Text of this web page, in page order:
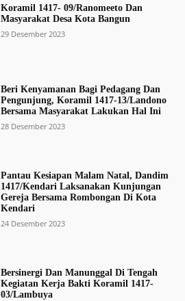
Koramil 1417- 09/Ranomeeto Dan
Masyarakat Desa Kota Bangun
29 Desember 2023
Beri Kenyamanan Bagi Pedagang Dan
Pengunjung, Koramil 1417-13/Landono
Bersama Masyarakat Lakukan Hal Ini
28 Desember 2023
Pantau Kesiapan Malam Natal, Dandim
1417/Kendari Laksanakan Kunjungan
Gereja Bersama Rombongan Di Kota
Kendari
24 Desember 2023
Bersinergi Dan Manunggal Di Tengah
Kegiatan Kerja Bakti Koramil 1417-
03/Lambuya